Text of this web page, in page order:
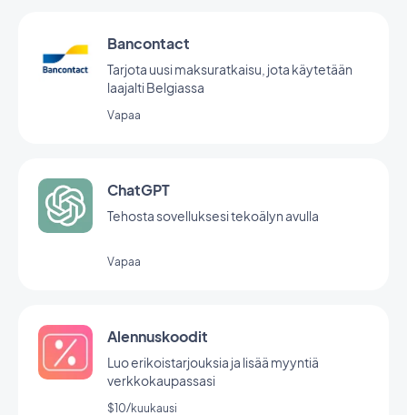
Bancontact
Tarjota uusi maksuratkaisu, jota käytetään
laajalti Belgiassa
Vapaa
ChatGPT
Tehosta sovelluksesi tekoälyn avulla
Vapaa
Alennuskoodit
Luo erikoistarjouksia ja lisää myyntiä
verkkokaupassasi
$10/kuukausi